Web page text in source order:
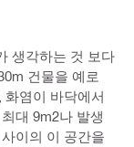
생각하는 것 보다
건물을 예로
염이 바닥에서
대 9m2나 발생
이의 이 공간을